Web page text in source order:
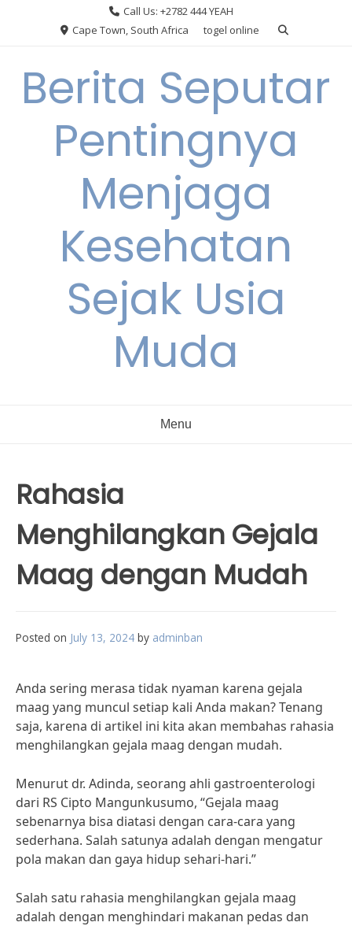
Call Us: +2782 444 YEAH
Cape Town, South Africa
togel online
Berita Seputar
Pentingnya
Menjaga
Kesehatan
Sejak Usia
Muda
Menu
Rahasia
Menghilangkan Gejala
Maag dengan Mudah
Posted on July 13, 2024 by adminban
Anda sering merasa tidak nyaman karena gejala
maag yang muncul setiap kali Anda makan? Tenang
saja, karena di artikel ini kita akan membahas rahasia
menghilangkan gejala maag dengan mudah.
Menurut dr. Adinda, seorang ahli gastroenterologi
dari RS Cipto Mangunkusumo, “Gejala maag
sebenarnya bisa diatasi dengan cara-cara yang
sederhana. Salah satunya adalah dengan mengatur
pola makan dan gaya hidup sehari-hari.”
Salah satu rahasia menghilangkan gejala maag
adalah dengan menghindari makanan pedas dan